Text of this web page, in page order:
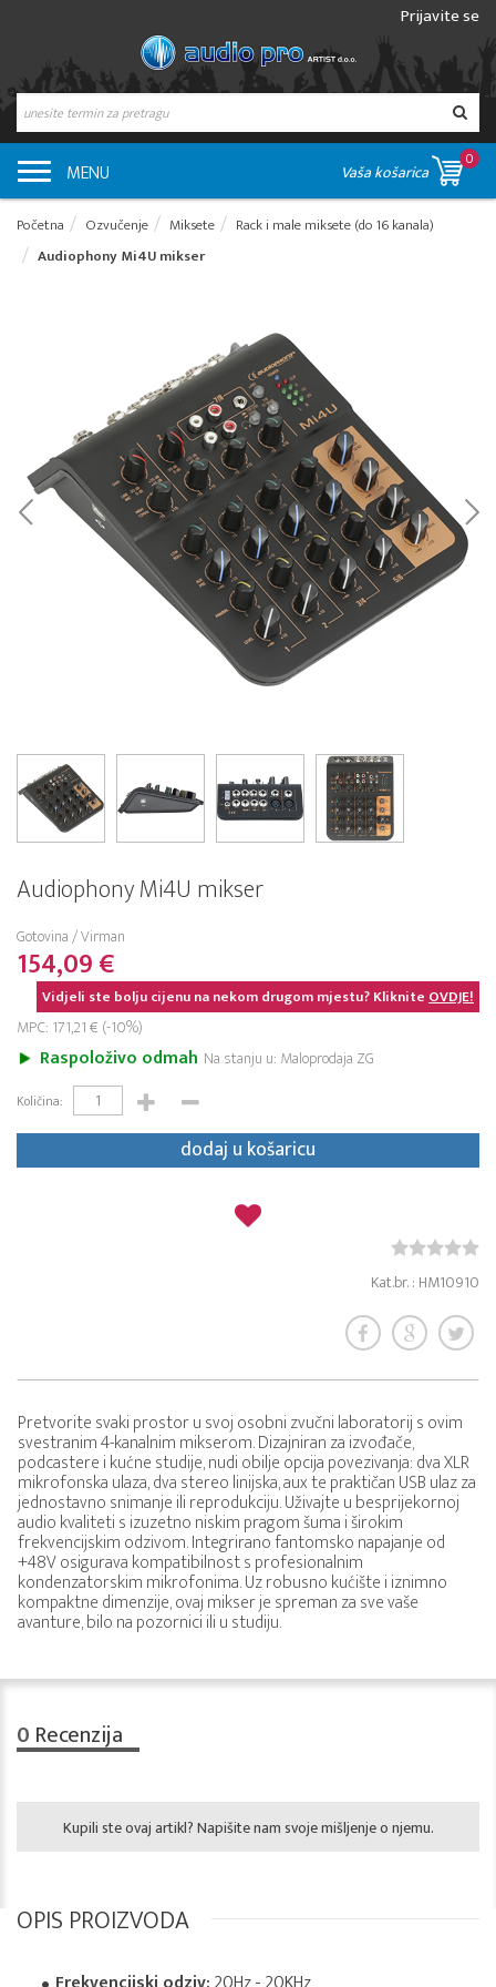
Prijavite se
MENU Vaša košarica
0
Početna Ozvučenje Miksete
Rack i male miksete (do 16 kanala)
Audiophony Mi4U mikser
Audiophony Mi4U mikser
Gotovina / Virman
154,09 €
Vidjeli ste bolju cijenu na nekom drugom mjestu? KlikniteOVDJE!
MPC: 171,21 € (-10%)
Raspoloživo odmah Na stanju u: Maloprodaja ZG
Količina:
dodaj u košaricu
Kat.br. : HM10910
Pretvorite svaki prostor u svoj osobni zvučni laboratorij s ovim
svestranim 4-kanalnim mikserom. Dizajniran za izvođače,
podcastere i kućne studije, nudi obilje opcija povezivanja: dva XLR
mikrofonska ulaza, dva stereo linijska, aux te praktičan USB ulaz za
jednostavno snimanje ili reprodukciju. Uživajte u besprijekornoj
audio kvaliteti s izuzetno niskim pragom šuma i širokim
frekvencijskim odzivom. Integrirano fantomsko napajanje od
+48V osigurava kompatibilnost s profesionalnim
kondenzatorskim mikrofonima. Uz robusno kućište i iznimno
kompaktne dimenzije, ovaj mikser je spreman za sve vaše
avanture, bilo na pozornici ili u studiju.
0 Recenzija
Kupili ste ovaj artikl? Napišite nam svoje mišljenje o njemu.
OPIS PROIZVODA